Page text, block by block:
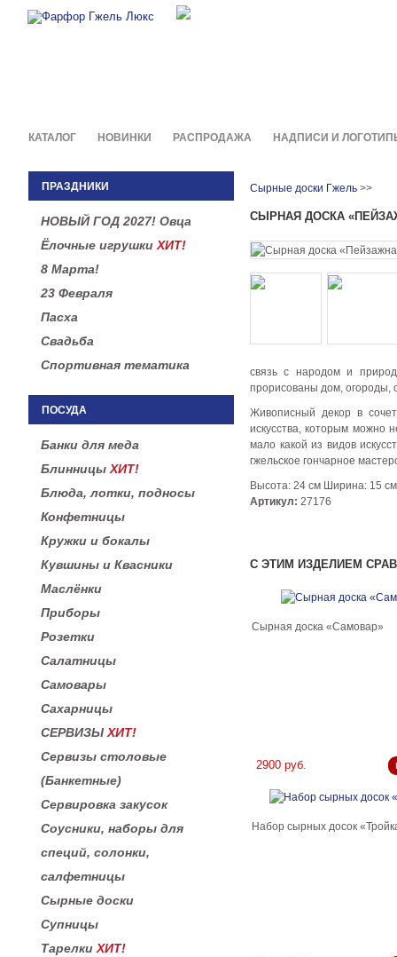
КАТАЛОГ НОВИНКИ РАСПРОДАЖА НАДПИСИ И
ПРАЗДНИКИ
НОВЫЙ ГОД 2027! Овца
Ёлочные игрушки ХИТ!
8 Марта!
23 Февраля
Пасха
Свадьба
Спортивная тематика
ПОСУДА
Банки для меда
Блинницы ХИТ!
Блюда, лотки, подносы
Конфетницы
Кружки и бокалы
Кувшины и Квасники
Маслёнки
Приборы
Розетки
Салатницы
Самовары
Сахарницы
СЕРВИЗЫ ХИТ!
Сервизы столовые
(Банкетные)
Сервировка закусок
Соусники, наборы для
специй, солонки,
салфетницы
Сырные доски
Супницы
Тарелки ХИТ!
Сырные доски Гжель >>
СЫРНАЯ ДОСКА
связь с народом и
прорисованы дом, огороды,
Живописный декор в
искусства, которым можно
мало какой из видов
гжельское гончарное
Высота: 24 см Ширина: 15 см
Артикул: 27176
С ЭТИМ ИЗДЕЛИЕМ
Сырная доска «Самовар»
2900 руб.
Набор сырных досок